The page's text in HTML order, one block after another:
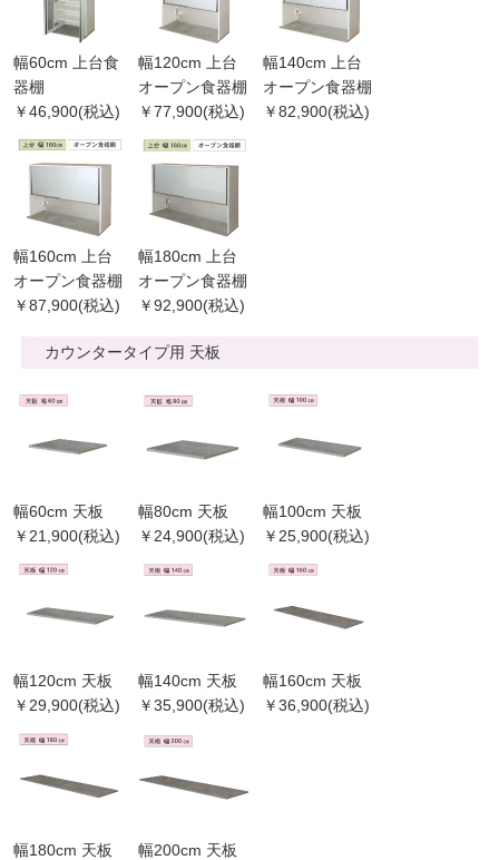
幅60cm 上台食
器棚
￥46,900(税込)
幅120cm 上台
オープン食器棚
￥77,900(税込)
幅140cm 上台
オープン食器棚
￥82,900(税込)
幅160cm 上台
オープン食器棚
￥87,900(税込)
幅180cm 上台
オープン食器棚
￥92,900(税込)
カウンタータイプ用 天板
幅60cm 天板
￥21,900(税込)
幅80cm 天板
￥24,900(税込)
幅100cm 天板
￥25,900(税込)
幅120cm 天板
￥29,900(税込)
幅140cm 天板
￥35,900(税込)
幅160cm 天板
￥36,900(税込)
幅180cm 天板
幅200cm 天板